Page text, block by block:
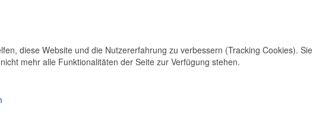
diese Website und die Nutzererfahrung zu verbessern (Tracking Cookies). Sie
mehr alle Funktionalitäten der Seite zur Verfügung stehen.